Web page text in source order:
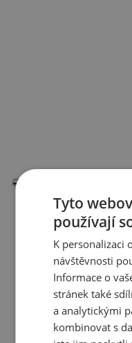
Tyto
používají
K personalizaci
návštěvnosti
Informace o
stránek také
a analytickými
kombinovat s